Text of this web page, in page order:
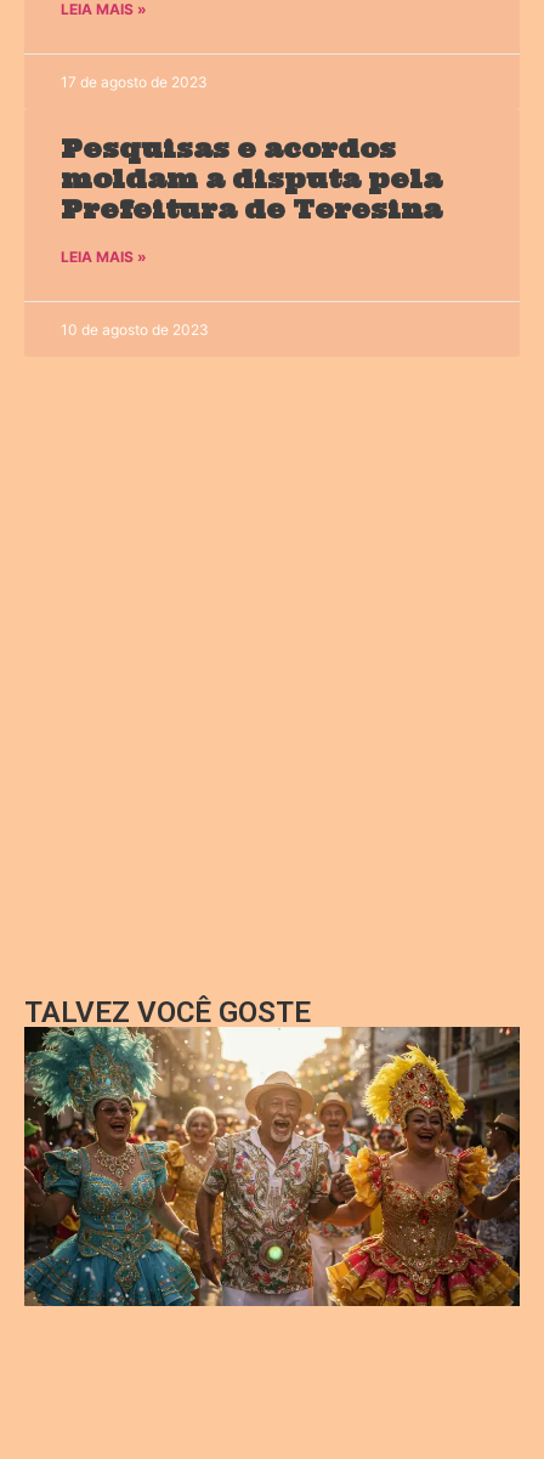
LEIA MAIS »
17 de agosto de 2023
Pesquisas e acordos
moldam a disputa pela
Prefeitura de Teresina
LEIA MAIS »
10 de agosto de 2023
TALVEZ VOCÊ GOSTE